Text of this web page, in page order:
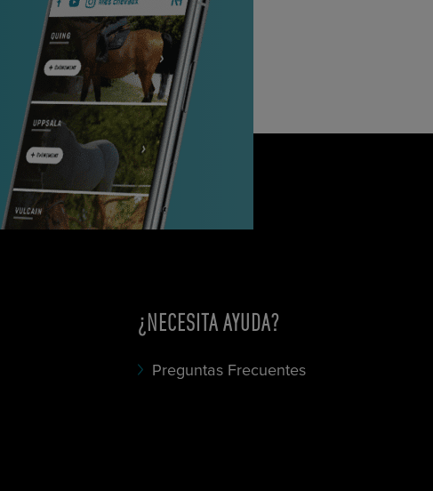
¿NECESITA AYUDA?
Preguntas Frecuentes